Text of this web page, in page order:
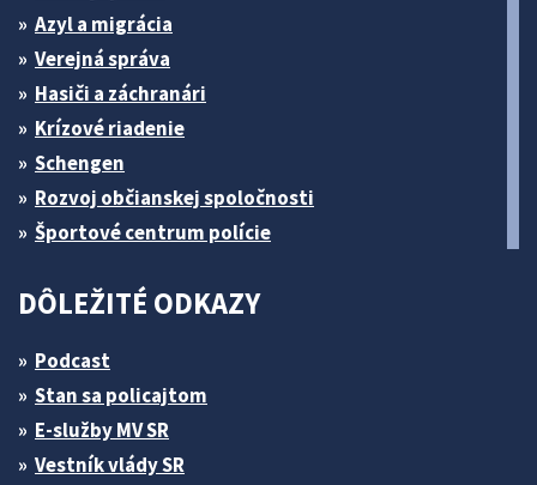
Azyl a migrácia
Verejná správa
Hasiči a záchranári
Krízové riadenie
Schengen
Rozvoj občianskej spoločnosti
Športové centrum polície
DÔLEŽITÉ ODKAZY
Podcast
Stan sa policajtom
E-služby MV SR
Vestník vlády SR